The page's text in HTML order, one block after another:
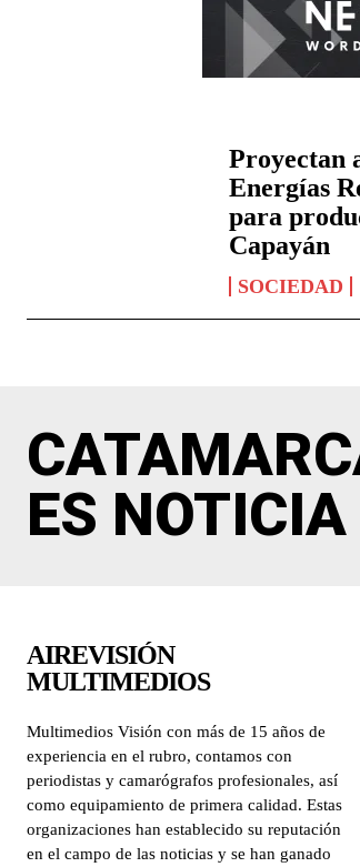
Proyectan
Energías
para
Capayán
SOCIEDAD
ES NOTICIA
AIREVISIÓN
MULTIMEDIOS
Multimedios Visión con más de 15 años de
experiencia en el rubro, contamos con
periodistas y camarógrafos profesionales, así
como equipamiento de primera calidad. Estas
organizaciones han establecido su reputación
en el campo de las noticias y se han ganado